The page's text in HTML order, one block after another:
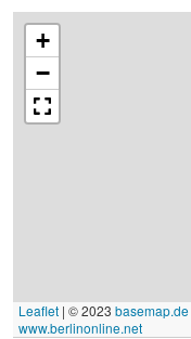
+
−
Leaflet | © 2023 basemap.de
www.berlinonline.net